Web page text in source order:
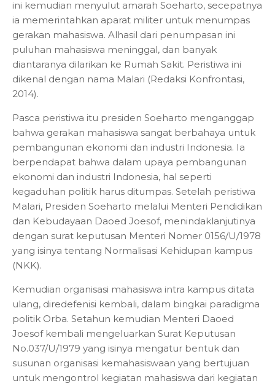
ini kemudian menyulut amarah Soeharto, secepatnya
ia memerintahkan aparat militer untuk menumpas
gerakan mahasiswa. Alhasil dari penumpasan ini
puluhan mahasiswa meninggal, dan banyak
diantaranya dilarikan ke Rumah Sakit. Peristiwa ini
dikenal dengan nama Malari (Redaksi Konfrontasi,
2014).
Pasca peristiwa itu presiden Soeharto menganggap
bahwa gerakan mahasiswa sangat berbahaya untuk
pembangunan ekonomi dan industri Indonesia. Ia
berpendapat bahwa dalam upaya pembangunan
ekonomi dan industri Indonesia, hal seperti
kegaduhan politik harus ditumpas. Setelah peristiwa
Malari, Presiden Soeharto melalui Menteri Pendidikan
dan Kebudayaan Daoed Joesof, menindaklanjutinya
dengan surat keputusan Menteri Nomer 0156/U/1978
yang isinya tentang Normalisasi Kehidupan kampus
(NKK).
Kemudian organisasi mahasiswa intra kampus ditata
ulang, diredefenisi kembali, dalam bingkai paradigma
politik Orba. Setahun kemudian Menteri Daoed
Joesof kembali mengeluarkan Surat Keputusan
No.037/U/1979 yang isinya mengatur bentuk dan
susunan organisasi kemahasiswaan yang bertujuan
untuk mengontrol kegiatan mahasiswa dari kegiatan